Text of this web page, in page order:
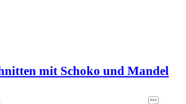
mit Schoko und Mandel